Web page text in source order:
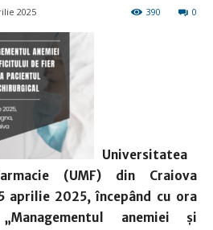
2025 0
390
Universitatea
(UMF) din Craiova
aprilie 2025, începând cu ora
anemiei și